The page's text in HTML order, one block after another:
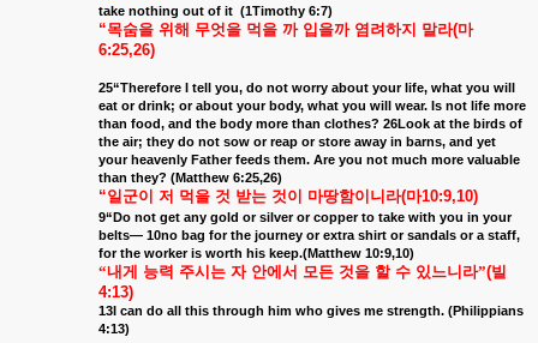
take nothing out of it (1Timothy 6:7)
“목숨을 위해 무엇을 먹을 까 입을까 염려하지 말라(마
6:25,26)
25“Therefore I tell you, do not worry about your life, what you will
eat or drink; or about your body, what you will wear. Is not life more
than food, and the body more than clothes? 26Look at the birds of
the air; they do not sow or reap or store away in barns, and yet
your heavenly Father feeds them. Are you not much more valuable
than they? (Matthew 6:25,26)
“일군이 저 먹을 것 받는 것이 마땅함이니라(마10:9,10)
9“Do not get any gold or silver or copper to take with you in your
belts— 10no bag for the journey or extra shirt or sandals or a staff,
for the worker is worth his keep.(Matthew 10:9,10)
“내게 능력 주시는 자 안에서 모든 것을 할 수 있느니라”(빌
4:13)
13I can do all this through him who gives me strength. (Philippians
4:13)